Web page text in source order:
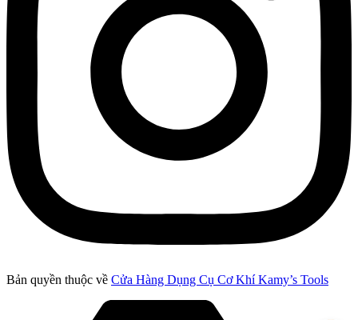
Bản quyền thuộc về Cửa Hàng Dụng Cụ Cơ Khí Kamy’s Tools